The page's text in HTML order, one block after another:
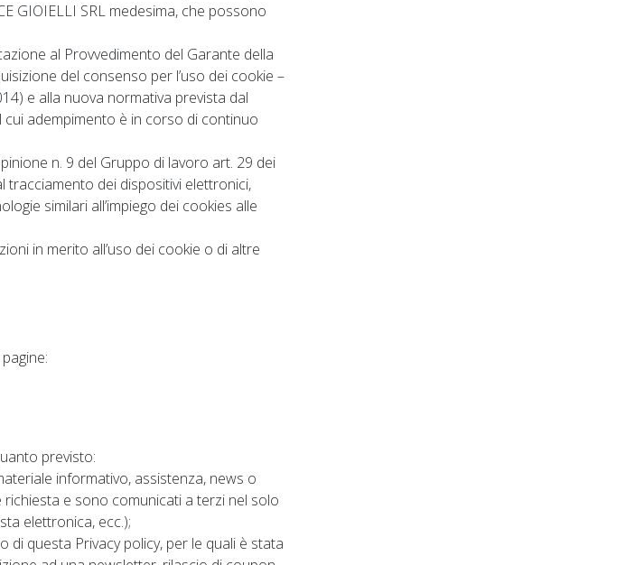
GIOIELLI SRL medesima, che possono
al Provvedimento del Garante della
del consenso per l’uso dei cookie –
e alla nuova normativa prevista dal
adempimento è in corso di continuo
n. 9 del Gruppo di lavoro art. 29 dei
tracciamento dei dispositivi elettronici,
similari all’impiego dei cookies alle
in merito all’uso dei cookie o di altre
previsto:
informativo, assistenza, news o
e sono comunicati a terzi nel solo
elettronica, ecc.);
questa Privacy policy, per le quali è stata